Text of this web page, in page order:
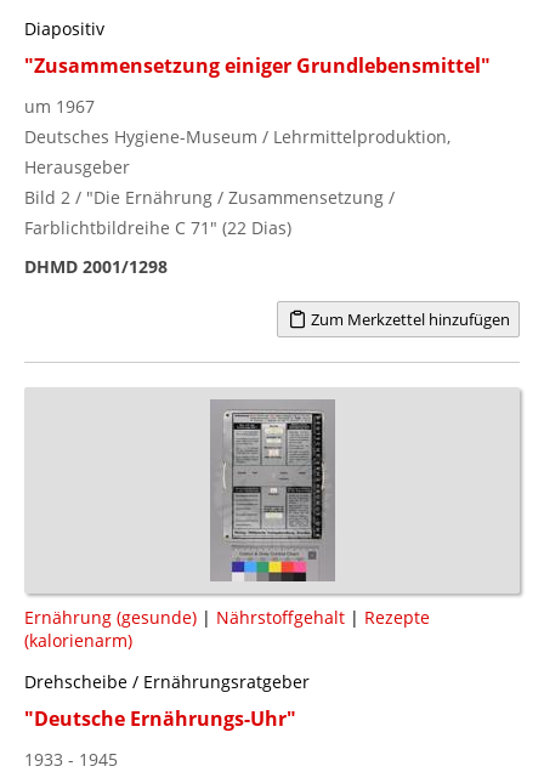
Diapositiv
"Zusammensetzung einiger Grundlebensmittel"
um 1967
Deutsches Hygiene-Museum / Lehrmittelproduktion,
Herausgeber
Bild 2 / "Die Ernährung / Zusammensetzung /
Farblichtbildreihe C 71" (22 Dias)
DHMD 2001/1298
Zum Merkzettel hinzufügen
Ernährung (gesunde) | Nährstoffgehalt | Rezepte
(kalorienarm)
Drehscheibe / Ernährungsratgeber
"Deutsche Ernährungs-Uhr"
1933 - 1945